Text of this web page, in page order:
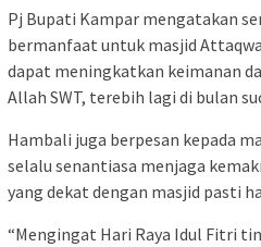
Pj Bupati Kampar mengatakan
bermanfaat untuk masjid
dapat meningkatkan keimanan
Allah SWT, terebih lagi di bulan
Hambali juga berpesan kepada
selalu senantiasa menjaga
yang dekat dengan masjid pasti
“Mengingat Hari Raya Idul Fitri